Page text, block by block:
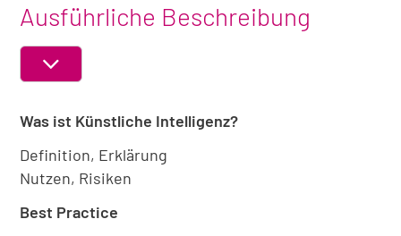
Ausführliche Beschreibung
ABSCHNITT
ODER
Was ist Künstliche Intelligenz?
Definition, Erklärung
Nutzen, Risiken
Best Practice